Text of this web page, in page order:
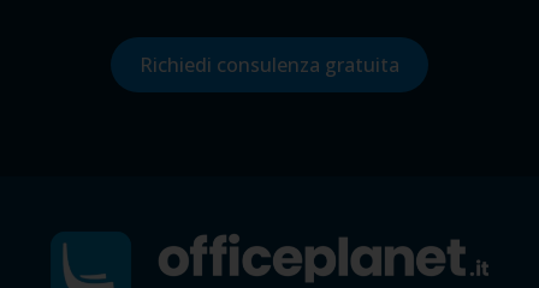
Richiedi consulenza gratuita